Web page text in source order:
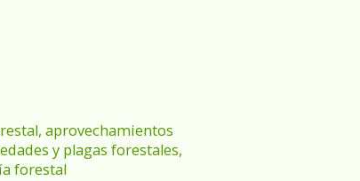
aprovechamientos
y plagas forestales,
forestal